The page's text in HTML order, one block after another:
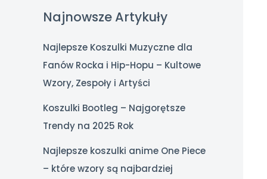
Najnowsze Artykuły
Najlepsze Koszulki Muzyczne dla
Fanów Rocka i Hip-Hopu – Kultowe
Wzory, Zespoły i Artyści
Koszulki Bootleg – Najgorętsze
Trendy na 2025 Rok
Najlepsze koszulki anime One Piece
– które wzory są najbardziej